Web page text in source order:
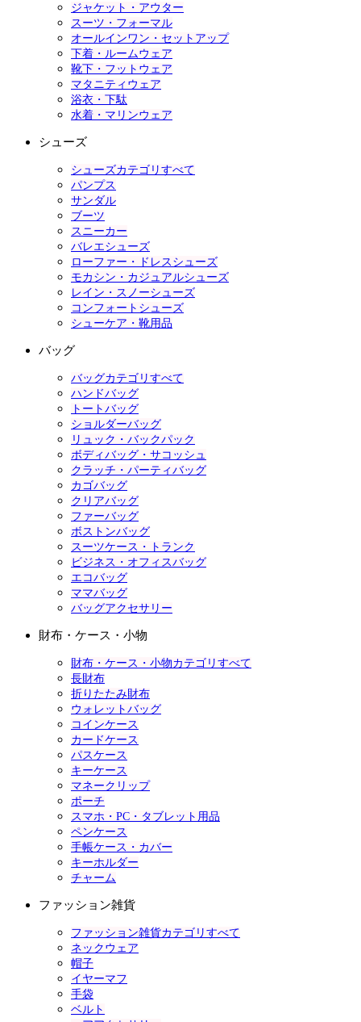
ジャケット・アウター
スーツ・フォーマル
オールインワン・セットアップ
下着・ルームウェア
靴下・フットウェア
マタニティウェア
浴衣・下駄
水着・マリンウェア
シューズ
シューズカテゴリすべて
パンプス
サンダル
ブーツ
スニーカー
バレエシューズ
ローファー・ドレスシューズ
モカシン・カジュアルシューズ
レイン・スノーシューズ
コンフォートシューズ
シューケア・靴用品
バッグ
バッグカテゴリすべて
ハンドバッグ
トートバッグ
ショルダーバッグ
リュック・バックパック
ボディバッグ・サコッシュ
クラッチ・パーティバッグ
カゴバッグ
クリアバッグ
ファーバッグ
ボストンバッグ
スーツケース・トランク
ビジネス・オフィスバッグ
エコバッグ
ママバッグ
バッグアクセサリー
財布・ケース・小物
財布・ケース・小物カテゴリすべて
長財布
折りたたみ財布
ウォレットバッグ
コインケース
カードケース
パスケース
キーケース
マネークリップ
ポーチ
スマホ・PC・タブレット用品
ペンケース
手帳ケース・カバー
キーホルダー
チャーム
ファッション雑貨
ファッション雑貨カテゴリすべて
ネックウェア
帽子
イヤーマフ
手袋
ベルト